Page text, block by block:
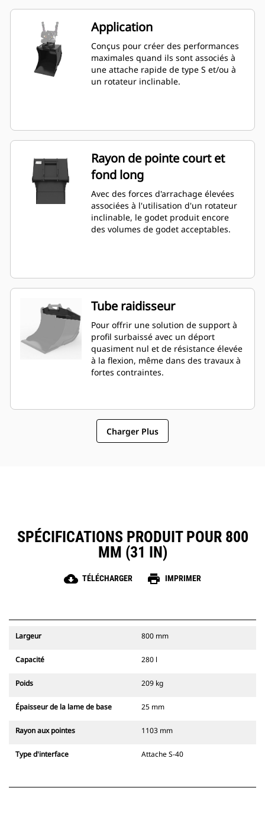
Application
Conçus pour créer des performances
maximales quand ils sont associés à
une attache rapide de type S et/ou à
un rotateur inclinable.
Rayon de pointe court et
fond long
Avec des forces d'arrachage élevées
associées à l'utilisation d'un rotateur
inclinable, le godet produit encore
des volumes de godet acceptables.
Tube raidisseur
Pour offrir une solution de support à
profil surbaissé avec un déport
quasiment nul et de résistance élevée
à la flexion, même dans des travaux à
fortes contraintes.
Charger Plus
SPÉCIFICATIONS PRODUIT POUR 800
MM (31 IN)
cloud_download TÉLÉCHARGER print IMPRIMER
Largeur 800 mm
Capacité 280 l
Poids 209 kg
Épaisseur de la lame de base 25 mm
Rayon aux pointes 1103 mm
Type d'interface Attache S-40